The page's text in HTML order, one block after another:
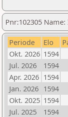
Pnr:102305
Periode Elo
Okt. 2026 1594
Jul. 2026
1594
Apr. 2026 1594
Jan. 2026 1594
Okt. 2025 1594
Jul. 2025
1594